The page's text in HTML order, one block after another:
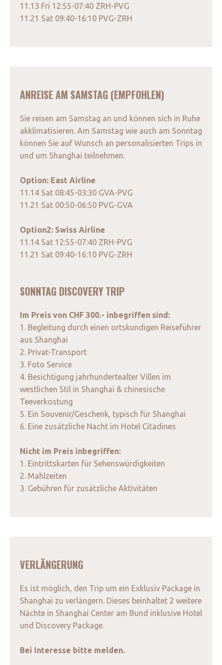
11.13 Fri 12:55-07:40 ZRH-PVG
11.21 Sat 09:40-16:10 PVG-ZRH
ANREISE AM SAMSTAG (EMPFOHLEN)
Sie reisen am Samstag an und können sich in Ruhe
akklimatisieren. Am Samstag wie auch am Sonntag
können Sie auf Wunsch an personalisierten Trips in
und um Shanghai teilnehmen.
Option: East Airline
11.14 Sat 08:45-03:30 GVA-PVG
11.21 Sat 00:50-06:50 PVG-GVA
Option2: Swiss Airline
11.14 Sat 12:55-07:40 ZRH-PVG
11.21 Sat 09:40-16:10 PVG-ZRH
SONNTAG DISCOVERY TRIP
Im Preis von CHF 300.- inbegriffen sind:
1. Begleitung durch einen ortskundigen Reiseführer
aus Shanghai
2. Privat-Transport
3. Foto Service
4. Besichtigung jahrhundertealter Villen im
westlichen Stil in Shanghai & chinesische
Teeverkostung
5. Ein Souvenir/Geschenk, typisch für Shanghai
6. Eine zusätzliche Nacht im Hotel Citadines
Nicht im Preis inbegriffen:
1. Eintrittskarten für Sehenswürdigkeiten
2. Mahlzeiten
3. Gebühren für zusätzliche Aktivitäten
VERLÄNGERUNG
Es ist möglich, den Trip um ein Exklusiv Package in
Shanghai zu verlängern. Dieses beinhaltet 2 weitere
Nächte in Shanghai Center am Bund inklusive Hotel
und Discovery Package.
Bei Interesse bitte melden.